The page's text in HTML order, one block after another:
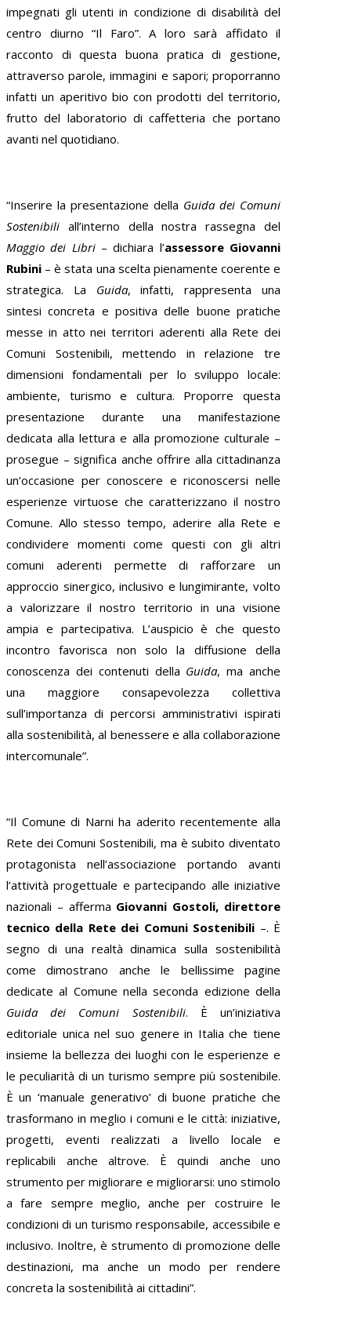
impegnati gli utenti in condizione di disabilità del
centro diurno “Il Faro”. A loro sarà affidato il
racconto di questa buona pratica di gestione,
attraverso parole, immagini e sapori; proporranno
infatti un aperitivo bio con prodotti del territorio,
frutto del laboratorio di caffetteria che portano
avanti nel quotidiano.
“Inserire la presentazione della Guida dei Comuni
Sostenibili all’interno della nostra rassegna del
Maggio dei Libri– dichiara l’assessore Giovanni
Rubini – è stata una scelta pienamente coerente e
strategica. La Guida, infatti, rappresenta una
sintesi concreta e positiva delle buone pratiche
messe in atto nei territori aderenti alla Rete dei
Comuni Sostenibili, mettendo in relazione tre
dimensioni fondamentali per lo sviluppo locale:
ambiente, turismo e cultura. Proporre questa
presentazione durante una manifestazione
dedicata alla lettura e alla promozione culturale –
prosegue – significa anche offrire alla cittadinanza
un’occasione per conoscere e riconoscersi nelle
esperienze virtuose che caratterizzano il nostro
Comune. Allo stesso tempo, aderire alla Rete e
condividere momenti come questi con gli altri
comuni aderenti permette di rafforzare un
approccio sinergico, inclusivo e lungimirante, volto
a valorizzare il nostro territorio in una visione
ampia e partecipativa. L’auspicio è che questo
incontro favorisca non solo la diffusione della
conoscenza dei contenuti della Guida, ma anche
una maggiore consapevolezza collettiva
sull’importanza di percorsi amministrativi ispirati
alla sostenibilità, al benessere e alla collaborazione
intercomunale”.
“Il Comune di Narni ha aderito recentemente alla
Rete dei Comuni Sostenibili, ma è subito diventato
protagonista nell’associazione portando avanti
l’attività progettuale e partecipando alle iniziative
nazionali – afferma Giovanni Gostoli, direttore
tecnico della Rete dei Comuni Sostenibili –. È
segno di una realtà dinamica sulla sostenibilità
come dimostrano anche le bellissime pagine
dedicate al Comune nella seconda edizione della
Guida dei Comuni Sostenibili. È un’iniziativa
editoriale unica nel suo genere in Italia che tiene
insieme la bellezza dei luoghi con le esperienze e
le peculiarità di un turismo sempre più sostenibile.
È un ‘manuale generativo’ di buone pratiche che
trasformano in meglio i comuni e le città: iniziative,
progetti, eventi realizzati a livello locale e
replicabili anche altrove. È quindi anche uno
strumento per migliorare e migliorarsi: uno stimolo
a fare sempre meglio, anche per costruire le
condizioni di un turismo responsabile, accessibile e
inclusivo. Inoltre, è strumento di promozione delle
destinazioni, ma anche un modo per rendere
concreta la sostenibilità ai cittadini”.